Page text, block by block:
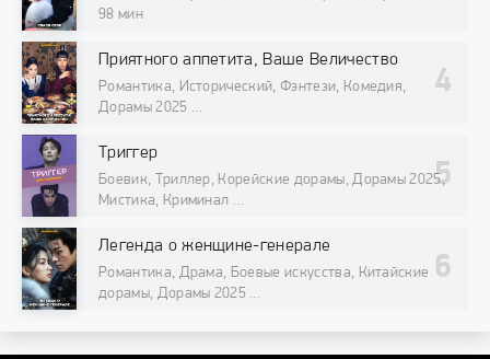
98 мин
Приятного аппетита, Ваше Величество
Романтика, Исторический, Фэнтези, Комедия,
Дорамы 2025
Триггер
Боевик, Триллер, Корейские дорамы, Дорамы 2025,
Мистика, Криминал
Легенда о женщине-генерале
Романтика, Драма, Боевые искусства, Китайские
дорамы, Дорамы 2025